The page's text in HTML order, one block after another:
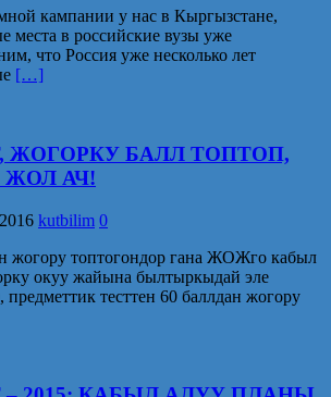
кампании у нас в Кыргызстане,
места в российские вузы уже
что Россия уже несколько лет
[…]
ЖОГОРКУ БАЛЛ ТОПТОП,
ЖОЛ АЧ!
kutbilim 0
жогору топтогондор гана ЖОЖго кабыл
окуу жайына былтыркыдай эле
предметтик тесттен 60 баллдан жогору